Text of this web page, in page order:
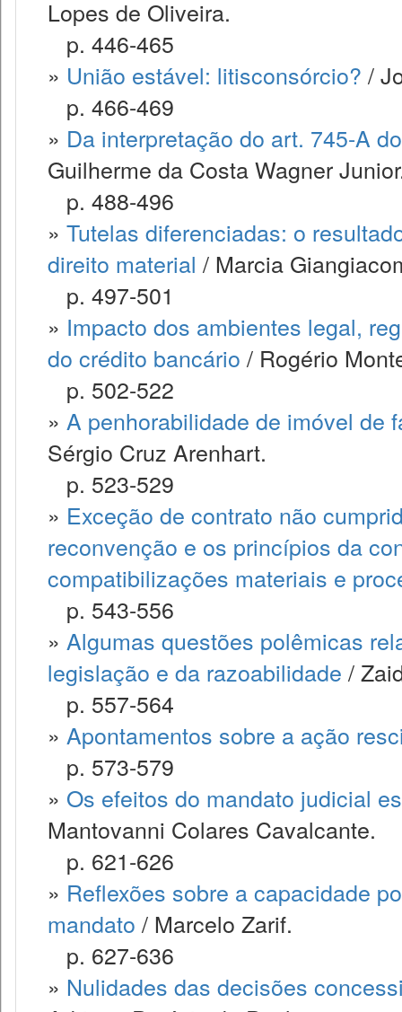
Lopes de Oliveira.
p. 446-465
» União estável: litisconsórcio? /
p. 466-469
» Da interpretação do art. 745-A
Guilherme da Costa Wagner
p. 488-496
» Tutelas diferenciadas: o
direito material / Marcia
p. 497-501
» Impacto dos ambientes legal,
do crédito bancário / Rogério
p. 502-522
» A penhorabilidade de imóvel de
Sérgio Cruz Arenhart.
p. 523-529
» Exceção de contrato não
reconvenção e os princípios da
compatibilizações materiais e
p. 543-556
» Algumas questões polêmicas
legislação e da razoabilidade /
p. 557-564
» Apontamentos sobre a ação
p. 573-579
» Os efeitos do mandato judicial
Mantovanni Colares Cavalcante.
p. 621-626
» Reflexões sobre a capacidade
mandato / Marcelo Zarif.
p. 627-636
» Nulidades das decisões